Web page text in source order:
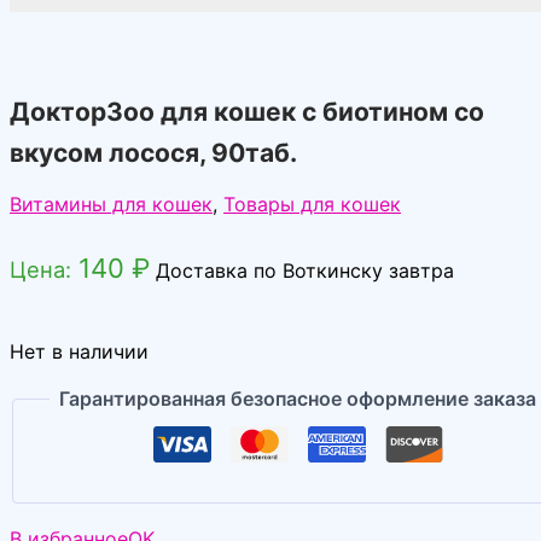
ДокторЗоо для кошек с биотином со
вкусом лосося, 90таб.
Витамины для кошек, Товары для кошек
Цена: 140 ₽ Доставка по Воткинску завтра
Нет в наличии
Гарантированная безопасное оформление заказа